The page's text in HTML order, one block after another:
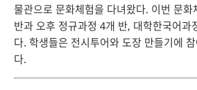
물관으로 문화체험을 다녀왔다. 이번 문
반과 오후 정규과정 4개 반, 대학한국어과
다. 학생들은 전시투어와 도장 만들기에
다.